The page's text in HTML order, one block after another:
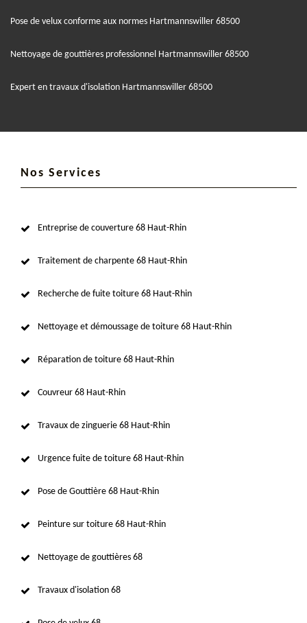
Pose de velux conforme aux normes Hartmannswiller 68500
Nettoyage de gouttières professionnel Hartmannswiller 68500
Expert en travaux d'isolation Hartmannswiller 68500
Nos Services
Entreprise de couverture 68 Haut-Rhin
Traitement de charpente 68 Haut-Rhin
Recherche de fuite toiture 68 Haut-Rhin
Nettoyage et démoussage de toiture 68 Haut-Rhin
Réparation de toiture 68 Haut-Rhin
Couvreur 68 Haut-Rhin
Travaux de zinguerie 68 Haut-Rhin
Urgence fuite de toiture 68 Haut-Rhin
Pose de Gouttière 68 Haut-Rhin
Peinture sur toiture 68 Haut-Rhin
Nettoyage de gouttières 68
Travaux d'isolation 68